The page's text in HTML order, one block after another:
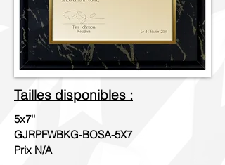
Tailles disponibles :
5x7''
GJRPFWBKG-BOSA-5X7
Prix N/A